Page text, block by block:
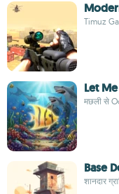
Timuz
Let
मछली से
Base
शानदार